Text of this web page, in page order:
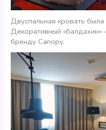
Двуспальная кровать
Декоративный «балдахин»
бренду Canopy.